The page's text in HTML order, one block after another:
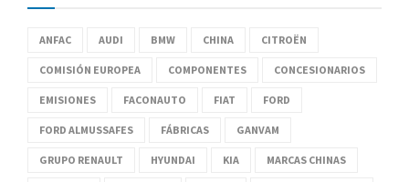
ANFAC AUDI BMW CHINA CITROËN
COMISIÓN EUROPEA COMPONENTES CONCESIONARIOS
EMISIONES FACONAUTO FIAT FORD
FORD ALMUSSAFES FÁBRICAS GANVAM
GRUPO RENAULT HYUNDAI KIA MARCAS CHINAS